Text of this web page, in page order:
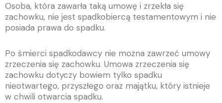
Osoba, która zawarła taką umowę i zrzekła się
zachowku, nie jest spadkobiercą testamentowym i nie
posiada prawa do spadku.
Po śmierci spadkodawcy nie można zawrzeć umowy
zrzeczenia się zachowku. Umowa zrzeczenia się
zachowku dotyczy bowiem tylko spadku
nieotwartego, przyszłego oraz majątku, który istnieje
w chwili otwarcia spadku.